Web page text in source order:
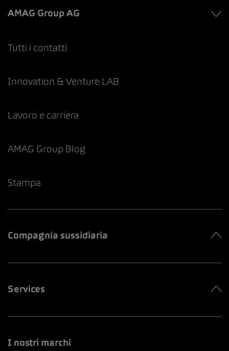
AMAG Group AG
Tutti i contatti
Innovation & Venture LAB
Lavoro e carriera
AMAG Group Blog
Stampa
Compagnia sussidiaria
Services
I nostri marchi